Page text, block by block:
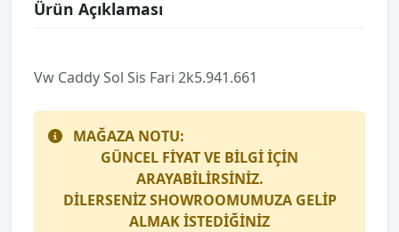
Ürün Açıklaması
Vw Caddy Sol Si̇s Fari 2k5.941.661
MAĞAZA NOTU:
GÜNCEL FİYAT VE BİLGİ İÇİN
ARAYABİLİRSİNİZ.
DİLERSENİZ SHOWROOMUMUZA GELİP
ALMAK İSTEDİĞİNİZ